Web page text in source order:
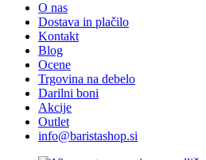
O nas
Dostava in plačilo
Kontakt
Blog
Ocene
Trgovina na debelo
Darilni boni
Akcije
Outlet
info@baristashop.si